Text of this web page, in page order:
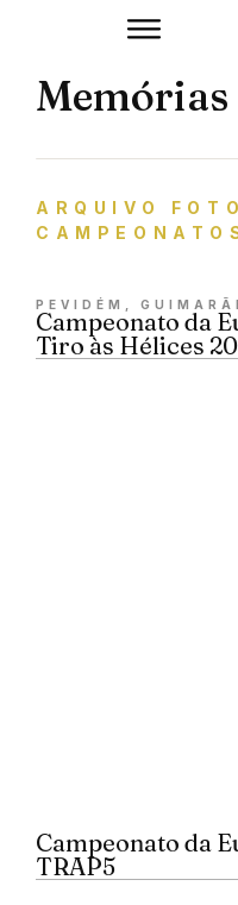
Memórias
ARQUIVO
PEVIDÉM,
Campeonato da
Tiro às Hélices
Campeonato da
TRAP5